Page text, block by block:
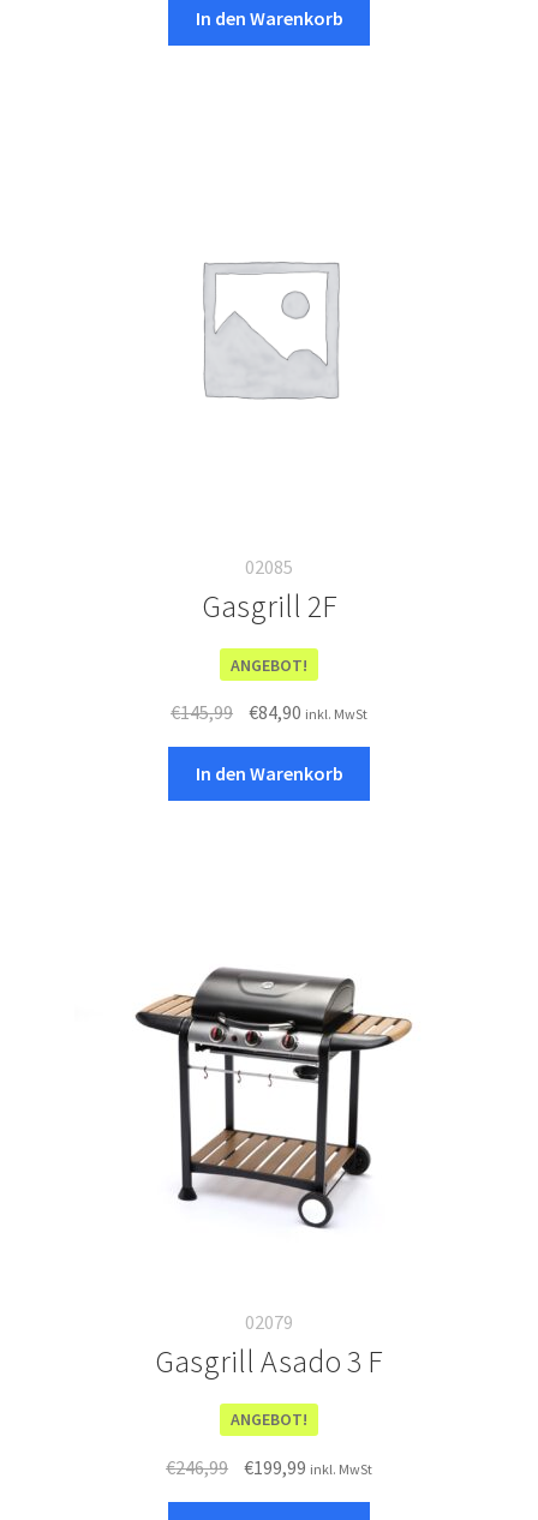
In den Warenkorb
02085
Gasgrill 2F
ANGEBOT!
€145,99
Ursprünglicher
Preis
war:
€145,99
€84,90Aktueller
Preis
ist:
€84,90.
inkl. MwSt
In den Warenkorb
02079
Gasgrill Asado 3 F
ANGEBOT!
€246,99
Ursprünglicher
Preis
€199,99Aktueller
Preis
inkl. MwSt